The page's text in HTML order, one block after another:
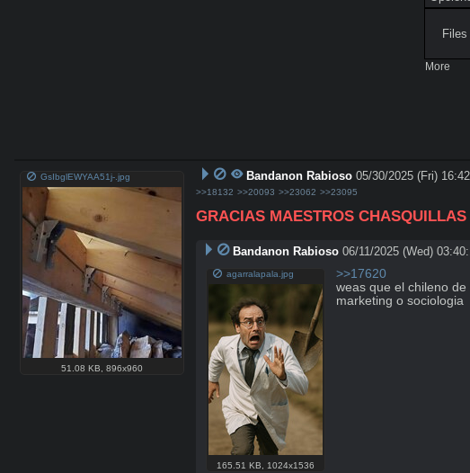
Files
More
GsIbglEWYAA51j-.jpg
51.08 KB ,896x960
Bandanon Rabioso 05/30/2025 (Fri)
>>18132 >>20093 >>23062 >>23095
GRACIAS MAESTROS CHASQUILLAS
Bandanon Rabioso 06/11/2025 (Wed)
agarralapala.jpg
165.51 KB 1024x1536
>>17620
weas que el chileno
marketing o sociologia